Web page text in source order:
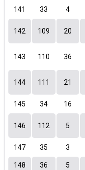
141
33 4
142 109 20
143 110 36
144 111 21
145
34 16
146 112 5
147
35 3
148
36 5